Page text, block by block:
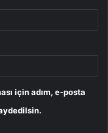
için adım, e-posta